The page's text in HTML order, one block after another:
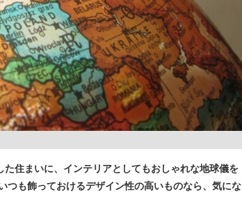
た住まいに、インテリアとしてもおしゃれな地球儀を
つも飾っておけるデザイン性の高いものなら、気にな